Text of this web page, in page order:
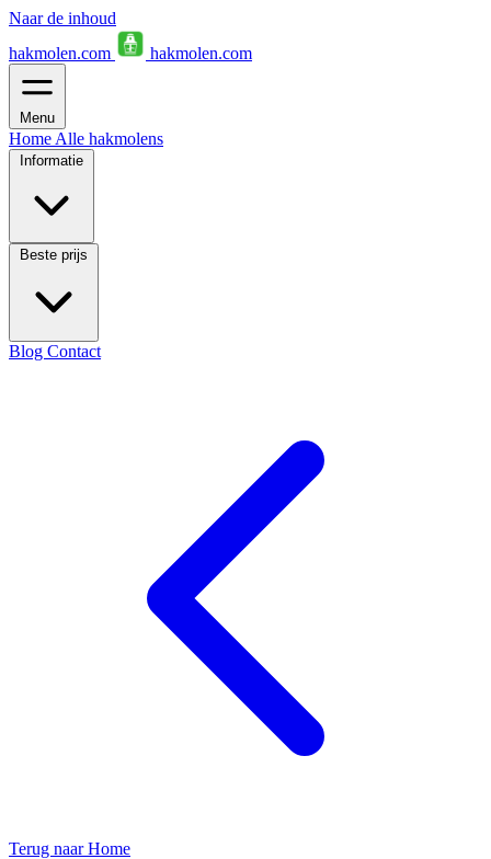
Naar de inhoud
hakmolen.com
hakmolen.com
Menu
Home Alle hakmolens
Informatie
Beste prijs
Blog Contact
Terug naar Home